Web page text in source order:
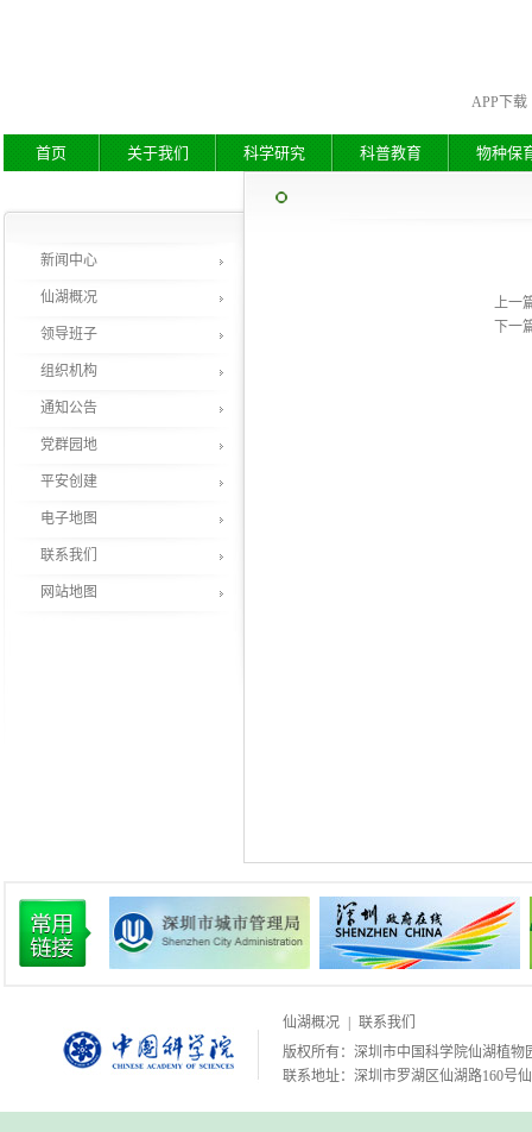
APP下载
首页 关于我们 科学研究 科普教育 物种保
上一
下一
新闻中心
仙湖概况
领导班子
组织机构
通知公告
党群园地
平安创建
电子地图
联系我们
网站地图
仙湖概况
联系我们
版权所有：深圳市中国科学院仙湖植物
联系地址：深圳市罗湖区仙湖路160号